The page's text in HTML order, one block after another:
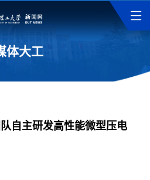
体大工
自主研发高性能微型压电